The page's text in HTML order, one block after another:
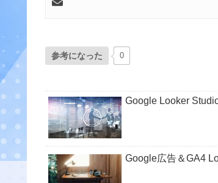
参考になった 0
Google Looker
Google広告＆GA4